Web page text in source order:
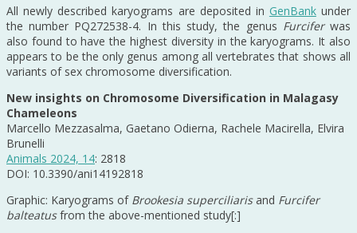
All newly described karyograms are deposited in GenBankunder
the number PQ272538-4. In this study, the genus Furciferwas
also found to have the highest diversity in the karyograms. It also
appears to be the only genus among all vertebrates that shows all
variants of sex chromosome diversification.
New insights on Chromosome Diversification in Malagasy
Chameleons
Marcello Mezzasalma, Gaetano Odierna, Rachele Macirella, Elvira
Brunelli
Animals 2024, 14: 2818
DOI: 10.3390/ani14192818
Graphic: Karyograms of Brookesia superciliarisand Furcifer
balteatusfrom the above-mentioned study[:]